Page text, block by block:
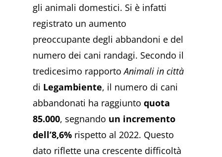
gli animali domestici. Si è infatti
registrato un aumento
preoccupante degli abbandoni e del
numero dei cani randagi. Secondo il
tredicesimo rapportoAnimali in città
di Legambiente, il numero di cani
abbandonati ha raggiuntoquota
85.000, segnando un incremento
dell’8,6% rispetto al 2022. Questo
dato riflette una crescente difficoltà